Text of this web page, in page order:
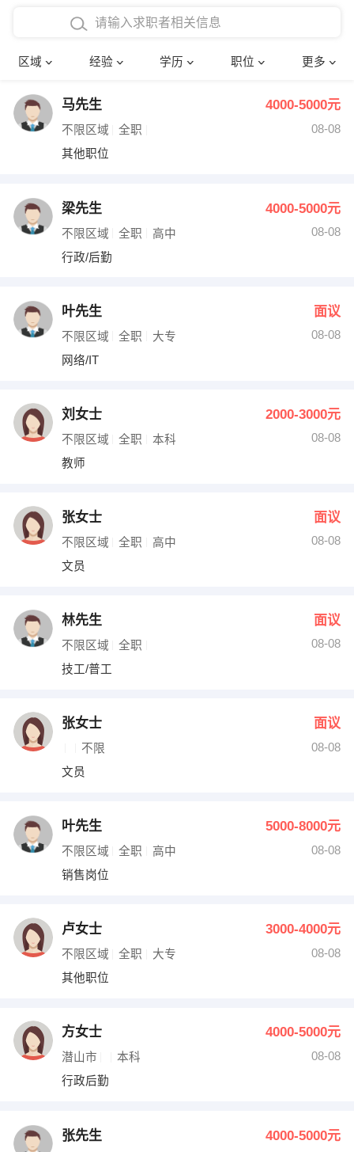
区域 经验 学历 职位 更多
在校学生工作经验
四年以上工作经验
五年以上工作经验
博士
文员 护士
财务会计
网络IT
收银员
水电/机修
编辑 法律
其他职位
确定
马先生 4000-5000元
不限区域 全职
08-08
其他职位
梁先生 4000-5000元
不限区域 全职 高中
08-08
行政/后勤
叶先生 面议
不限区域 全职 大专
08-08
网络/IT
刘女士 2000-3000元
不限区域 全职 本科
08-08
教师
张女士 面议
不限区域 全职 高中
08-08
文员
林先生 面议
不限区域 全职
08-08
技工/普工
张女士 面议
不限
08-08
文员
叶先生 5000-8000元
不限区域 全职 高中
08-08
销售岗位
卢女士 3000-4000元
不限区域 全职 大专
08-08
其他职位
方女士 4000-5000元
潜山市 本科
08-08
行政后勤
张先生 4000-5000元